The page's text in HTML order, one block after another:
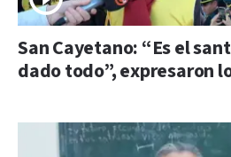
San Cayetano: “Es el
dado todo”, expresaron